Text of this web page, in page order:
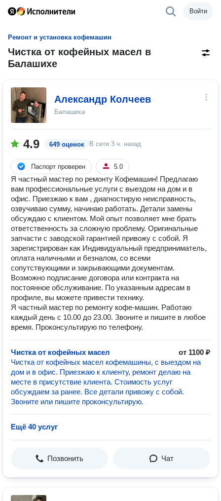
Войти
Ремонт и установка кофемашин
Чистка от кофейных масел в
Балашихе
Александр Колчеев
Балашиха
4.9 649 оценок В сети 3 ч. назад
Паспорт проверен 5.0
Я частный мастер по ремонту Кофемашин! Предлагаю
вам профессиональные услуги с выездом на дом и в
офис. Приезжаю к вам , диагностирую неисправность,
озвучиваю сумму, начинаю работать. Детали замены
обсуждаю с клиентом. Мой опыт позволяет мне брать
ответственность за сложную проблему. Оригинальные
запчасти с заводской гарантией привожу с собой. Я
зарегистрирован как Индивидуальный предприниматель,
оплата наличными и безналом, со всеми
сопутствующими и закрывающими документам.
Возможно подписание договора или контракта на
постоянное обслуживание. По указанным адресам в
профиле, вы можете привести технику.
Я частный мастер по ремонту кофе-машин. Работаю
каждый день с 10.00 до 23.00. Звоните и пишите в любое
время. Проконсультирую по телефону.
Чистка от кофейных масел
от 1100 ₽
Чистка от кофейных масел кофемашины, с выездом на
дом и в офис. Приезжаю к клиенту, ремонт делаю на
месте в присутствие клиента. Стоимость услуг
обсуждаем за ранее. Все детали привожу с собой.
Звоните или пишите проконсультирую.
Ещё 40 услуг
Позвонить Чат